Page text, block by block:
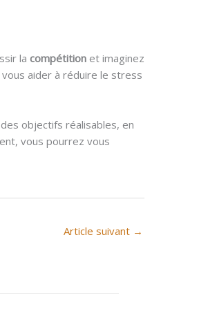
la compétition et imaginez
aider à réduire le stress
objectifs réalisables, en
vous pourrez vous
Article suivant →